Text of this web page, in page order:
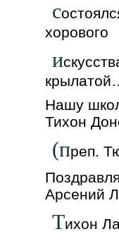
с
хорового
и
Нашу
Тихон
(преп.
Арсений
Тихон